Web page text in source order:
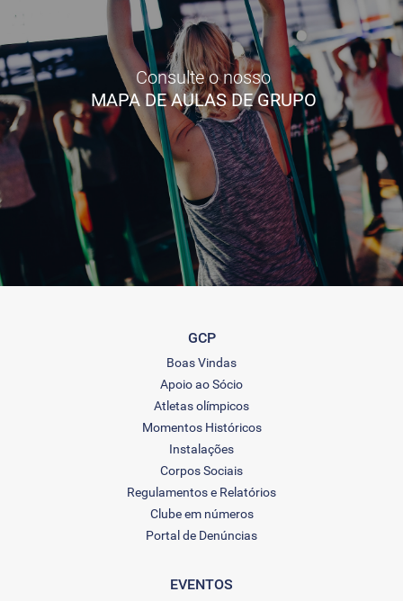
Consulte o nosso
MAPA DE AULAS DE GRUPO
GCP
Boas Vindas
Apoio ao Sócio
Atletas olímpicos
Momentos Históricos
Instalações
Corpos Sociais
Regulamentos e Relatórios
Clube em números
Portal de Denúncias
EVENTOS